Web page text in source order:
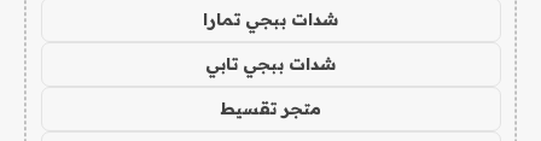
شدات ببجي تمارا
شدات ببجي تابي
متجر تقسيط